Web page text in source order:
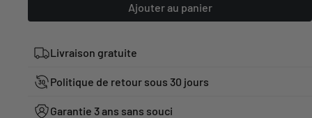
Ajouter au panier
Livraison gratuite
Politique de retour sous 30 jours
Garantie 3 ans sans souci